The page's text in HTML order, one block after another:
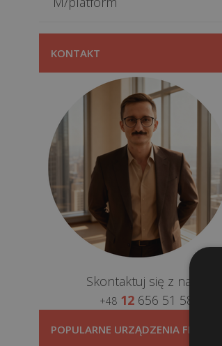
KONTAKT
Skontaktuj się z nami:
+48 12656 51 58
POPULARNE URZĄDZENIA FISKALNE